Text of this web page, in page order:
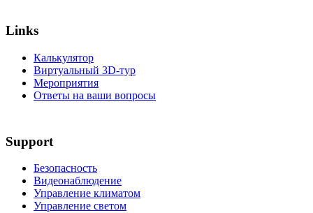
Links
Калькулятор
Виртуальный 3D-тур
Мероприятия
Ответы на ваши вопросы
Support
Безопасность
Видеонаблюдение
Управление климатом
Управление светом